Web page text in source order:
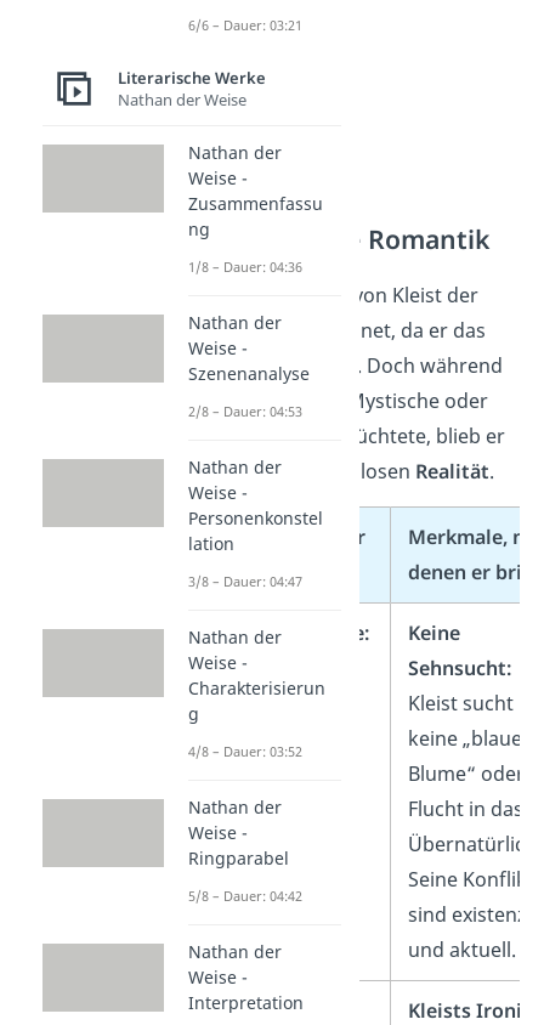
Kleist und die Romantik
Oft wird Heinrich von Kleist der
Romantik zugeordnet, da er das
Rationaleablehnt . Doch während
die Romantik ins Mystische oder
Sehnsuchtsvolle flüchtete, blieb er
bei der schonungslosen Realität.
Merkmale, die er
übernimmt
Merkmale,
denen er
Das Unbewusste:
Fokus auf
Träume,
und die Macht
der Instinkte.
Keine
Sehnsucht:
Kleist sucht
keine „blaue
Blume“ oder
Flucht in das
Seine
sind
und aktuell.
Nationale
Kleists Ironie:
6/6 – Dauer: 03:21
Literarische Werke
Nathan der Weise
Nathan der
Weise -
Zusammenfassu
ng
1/8 – Dauer: 04:36
Nathan der
Weise -
Szenenanalyse
2/8 – Dauer: 04:53
Nathan der
Weise -
Personenkonstel
lation
3/8 – Dauer: 04:47
Nathan der
Weise -
Charakterisierun
g
4/8 – Dauer: 03:52
Nathan der
Weise -
Ringparabel
5/8 – Dauer: 04:42
Nathan der
Weise -
Interpretation